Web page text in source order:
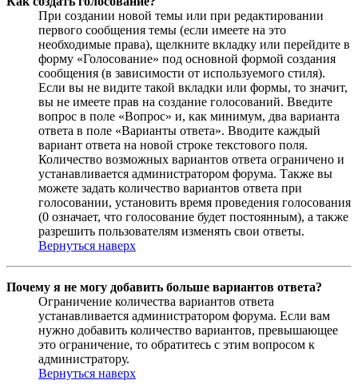
При создании новой темы или при редактировании
первого сообщения темы (если имеете на это
необходимые права), щелкните вкладку или перейдите в
форму «Голосование» под основной формой создания
сообщения (в зависимости от используемого стиля).
Если вы не видите такой вкладки или формы, то значит,
вы не имеете прав на создание голосований. Введите
вопрос в поле «Вопрос» и, как минимум, два варианта
ответа в поле «Варианты ответа». Вводите каждый
вариант ответа на новой строке текстового поля.
Количество возможных вариантов ответа ограничено и
устанавливается администратором форума. Также вы
можете задать количество вариантов ответа при
голосовании, установить время проведения голосования
(0 означает, что голосование будет постоянным), а также
разрешить пользователям изменять свои ответы.
Вернуться наверх
Почему я не могу добавить больше вариантов ответа?
Ограничение количества вариантов ответа
устанавливается администратором форума. Если вам
нужно добавить количество вариантов, превышающее
это ограничение, то обратитесь с этим вопросом к
администратору.
Вернуться наверх